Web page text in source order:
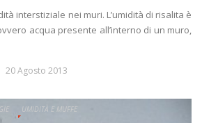
interstiziale nei muri. L’umidità di risalita è
acqua presente all’interno di un muro,
20 Agosto 2013
UMIDITÀ E MUFFE